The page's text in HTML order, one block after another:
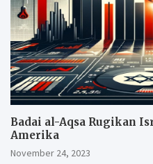
Badai al-Aqsa Rugikan
Amerika
November 24, 2023